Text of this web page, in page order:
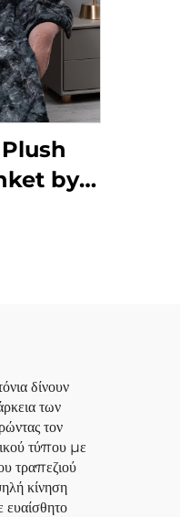
by
δίνουν
των
τον
τύπου με
τραπεζιού
κίνηση
ευαίσθητο